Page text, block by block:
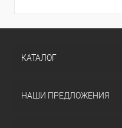
КАТАЛОГ
НАШИ ПРЕДЛОЖЕНИЯ